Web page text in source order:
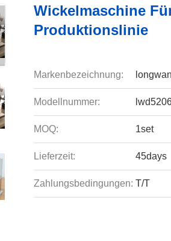
Wickelmaschine
Produktionslinie
Markenbezeichnung:
Modellnummer:
MOQ: 1set
Lieferzeit: 45days
Zahlungsbedingungen: T/T